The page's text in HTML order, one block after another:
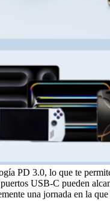
PD 3.0, lo que te
USB-C pueden
una jornada en la